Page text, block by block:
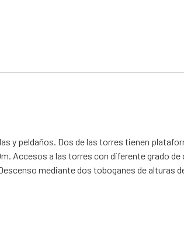
y peldaños. Dos de las torres tienen
Accesos a las torres con diferente grado
mediante dos toboganes de alturas